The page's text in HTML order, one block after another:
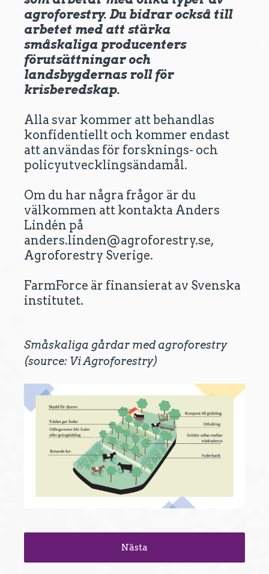
agroforestry. Du bidrar också till
arbetet med att stärka
småskaliga producenters
förutsättningar och
landsbygdernas roll för
krisberedskap.
Alla svar kommer att behandlas
konfidentiellt och kommer endast
att användas för forsknings- och
policyutvecklingsändamål.
Om du har några frågor är du
välkommen att kontakta Anders
Lindén på
anders.linden@agroforestry.se,
Agroforestry Sverige.
FarmForce är finansierat av Svenska
institutet.
Småskaliga gårdar med agroforestry
(source: Vi Agroforestry)
Nästa